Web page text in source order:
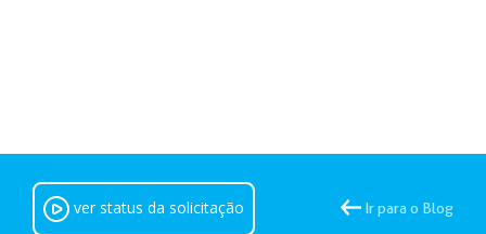
ver status da solicitação Ir para o Blog